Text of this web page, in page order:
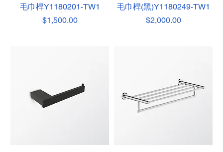
毛巾桿Y1180201-TW1
價格
$1,500.00
毛巾桿(黑)Y1180249-TW1
價格
$2,000.00